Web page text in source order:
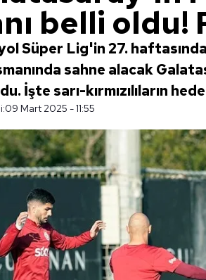
belli oldu!
Süper Lig'in 27.
sahne alacak
İşte sarı-kırmızılıların
09 Mart 2025 - 11:55